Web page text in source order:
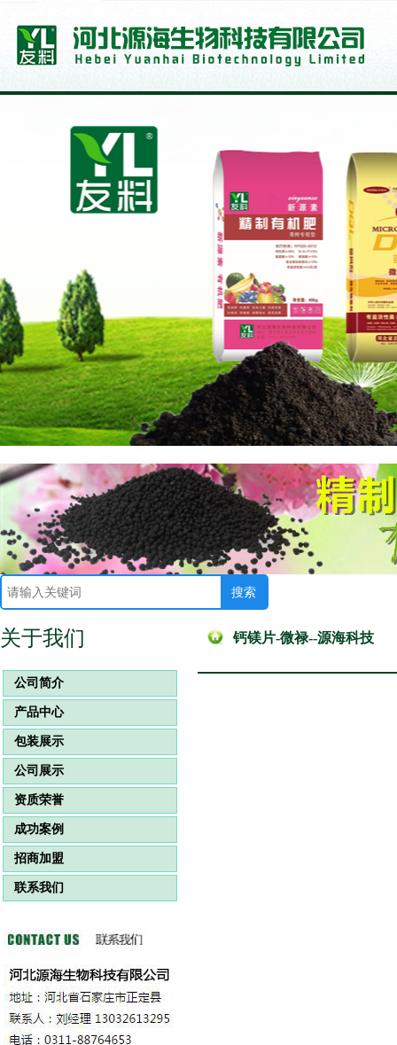
关于我们
公司简介
产品中心
包装展示
公司展示
资质荣誉
成功案例
招商加盟
联系我们
钙镁片-微禄--源海科技